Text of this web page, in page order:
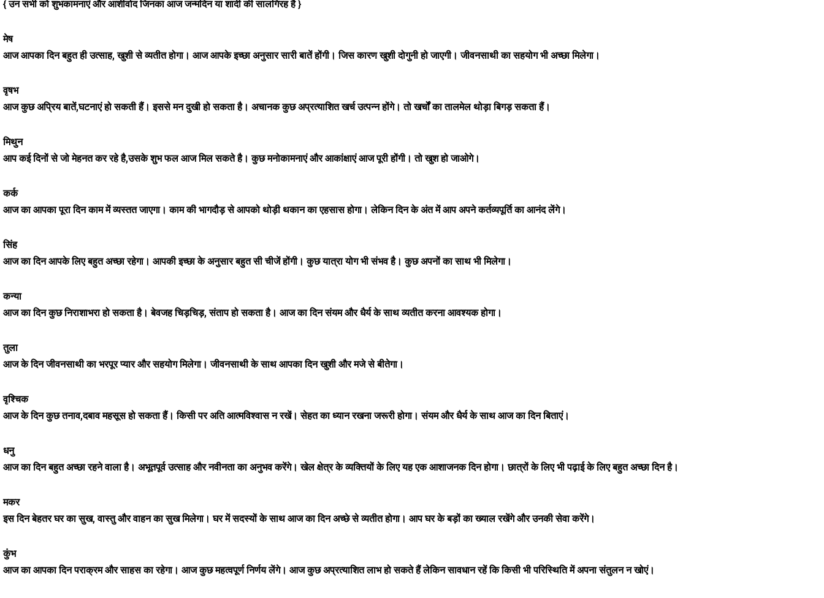
{ उन सभी को शुभकामनाएं और आशीर्वाद जिनका आज जन्मदिन या शादी की सालगिरह है }
मेष
आज आपका दिन बहुत ही उत्साह, खुशी से व्यतीत होगा। आज आपके इच्छा अनुसार सारी बातें होंगी। जिस कारण खुशी दोगुनी हो जाएगी। जीवनसाथी का सहयोग भी अच्छा मिलेगा।
वृषभ
आज कुछ अप्रिय बातें,घटनाएं हो सकती हैं। इससे मन दुखी हो सकता है। अचानक कुछ अप्रत्याशित खर्च उत्पन्न होंगे। तो खर्चों का तालमेल थोड़ा बिगड़ सकता हैं।
मिथुन
आप कई दिनों से जो मेहनत कर रहे है,उसके शुभ फल आज मिल सकते है। कुछ मनोकामनाएं और आकांक्षाएं आज पूरी होंगी। तो खुश हो जाओगे।
कर्क
आज का आपका पूरा दिन काम में व्यस्तत जाएगा। काम की भागदौड़ से आपको थोड़ी थकान का एहसास होगा। लेकिन दिन के अंत में आप अपने कर्तव्यपूर्ति का आनंद लेंगे।
सिंह
आज का दिन आपके लिए बहुत अच्छा रहेगा। आपकी इच्छा के अनुसार बहुत सी चीजें होंगी। कुछ यात्रा योग भी संभव है। कुछ अपनों का साथ भी मिलेगा।
कन्या
आज का दिन कुछ निराशाभरा हो सकता है। बेवजह चिड़चिड़, संताप हो सकता है। आज का दिन संयम और धैर्य के साथ व्यतीत करना आवश्यक होगा।
तुला
आज के दिन जीवनसाथी का भरपूर प्यार और सहयोग मिलेगा। जीवनसाथी के साथ आपका दिन खुशी और मजे से बीतेगा।
वृश्चिक
आज के दिन कुछ तनाव,दबाव महसूस हो सकता हैं। किसी पर अति आत्मविश्वास न रखें। सेहत का ध्यान रखना जरूरी होगा। संयम और धैर्य के साथ आज का दिन बिताएं।
धनु
आज का दिन बहुत अच्छा रहने वाला है। अभूतपूर्व उत्साह और नवीनता का अनुभव करेंगे। खेल क्षेत्र के व्यक्तियों के लिए यह एक आशाजनक दिन होगा। छात्रों के लिए भी पढ़ाई के लिए बहुत अच्छा दिन है।
मकर
इस दिन बेहतर घर का सुख, वास्तु और वाहन का सुख मिलेगा। घर में सदस्यों के साथ आज का दिन अच्छे से व्यतीत होगा। आप घर के बड़ों का ख्याल रखेंगे और उनकी सेवा करेंगे।
कुंभ
आज का आपका दिन पराक्रम और साहस का रहेगा। आज कुछ महत्वपूर्ण निर्णय लेंगे। आज कुछ अप्रत्याशित लाभ हो सकते हैं लेकिन सावधान रहें कि किसी भी परिस्थिति में अपना संतुलन न खोएं।